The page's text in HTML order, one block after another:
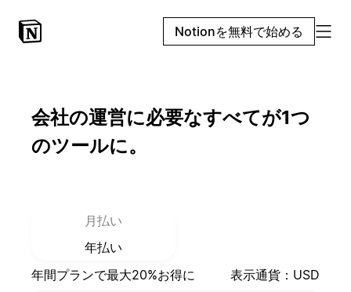
Notionを無料で始める
会社の運営に必要なすべてが1つ
のツールに。
お支払い方法を選択：
月払い
年払い
年間プランで最大20%お得に
表示通貨： USD